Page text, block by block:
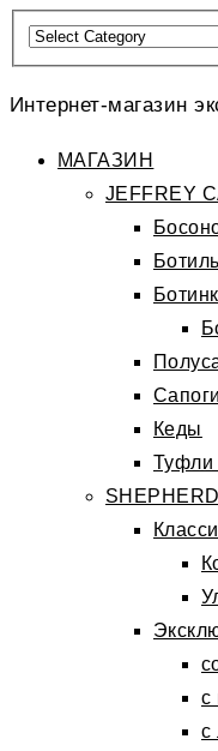
Интернет-магазин
МАГАЗИН
JEFFREY
Кеды
Туфли
с
с